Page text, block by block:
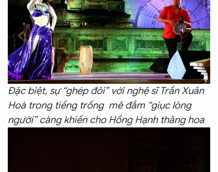
Đặc biệt, sự “ghép đôi” với nghệ sĩ Trần Xuân
Hoà trong tiếng trống mê đắm “giục lòng
người” càng khiến cho Hồng Hạnh thăng hoa